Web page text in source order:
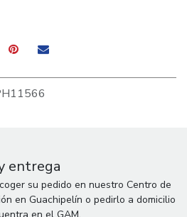
entrega
su pedido en nuestro Centro de
en Guachipelín o pedirlo a domicilio
en el GAM.